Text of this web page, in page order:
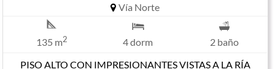
Vía Norte
135 m2 4 dorm
2 baño
PISO ALTO CON IMPRESIONANTES VISTAS A LA RÍA